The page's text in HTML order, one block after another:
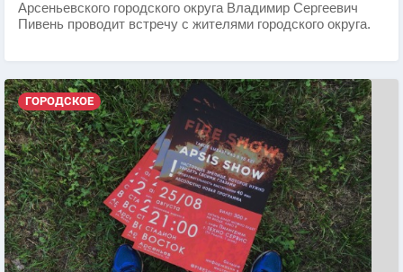
Арсеньевского городского округа Владимир Сергеевич
Пивень проводит встречу с жителями городского округа.
ГОРОДСКОЕ